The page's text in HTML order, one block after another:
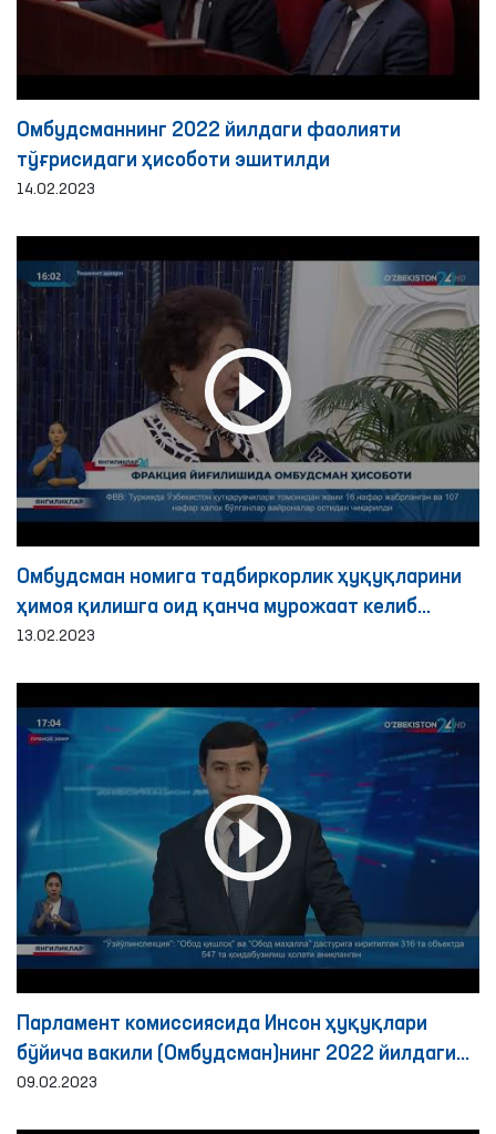
Омбудсманнинг 2022 йилдаги фаолияти
тўғрисидаги ҳисоботи эшитилди
14.02.2023
Омбудсман номига тадбиркорлик ҳуқуқларини
ҳимоя қилишга оид қанча мурожаат келиб
тушди?
13.02.2023
Парламент комиссиясида Инсон ҳуқуқлари
бўйича вакили (Омбудсман)нинг 2022 йилдаги
фаолияти бўйича ахбороти эшитилди
09.02.2023